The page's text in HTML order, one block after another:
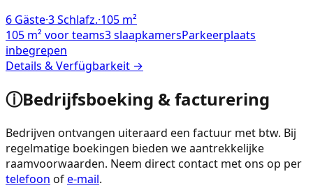
6 Gäste·3Schlafz.·105 m²
105 m² voor teams3 slaapkamersParkeerplaats
inbegrepen
Details & Verfügbarkeit →
ⓘBedrijfsboeking & facturering
Bedrijven ontvangen uiteraard een factuur met btw. Bij
regelmatige boekingen bieden we aantrekkelijke
raamvoorwaarden. Neem direct contact met ons op per
telefoon ofe-mail.